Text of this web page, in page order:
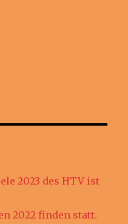
2023 des HTV ist
2022 finden statt.